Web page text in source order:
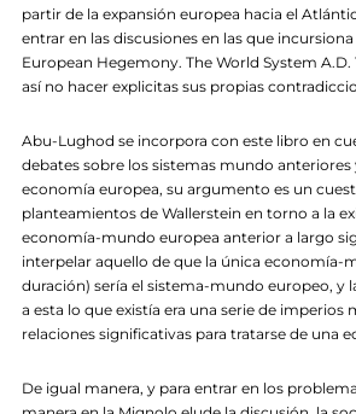
partir de la expansión europea hacia el
entrar en las discusiones en las que
European Hegemony. The World System A.D.
así no hacer explicitas sus propias
Abu-Lughod se incorpora con este libro en
debates sobre los sistemas mundo anteriores
economía europea, su argumento es un
planteamientos de Wallerstein en torno a la
economía-mundo europea anterior a largo
interpelar aquello de que la única economía-
duración) sería el sistema-mundo europeo, y
a esta lo que existía era una serie de imperios
relaciones significativas para tratarse de una
De igual manera, y para entrar en los